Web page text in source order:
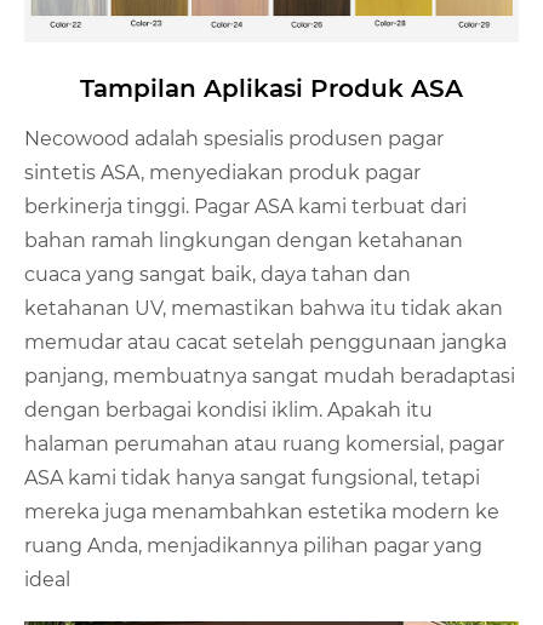
Tampilan Aplikasi Produk ASA
Necowood adalah spesialis produsen pagar
sintetis ASA, menyediakan produk pagar
berkinerja tinggi. Pagar ASA kami terbuat dari
bahan ramah lingkungan dengan ketahanan
cuaca yang sangat baik, daya tahan dan
ketahanan UV, memastikan bahwa itu tidak akan
memudar atau cacat setelah penggunaan jangka
panjang, membuatnya sangat mudah beradaptasi
dengan berbagai kondisi iklim. Apakah itu
halaman perumahan atau ruang komersial, pagar
ASA kami tidak hanya sangat fungsional, tetapi
mereka juga menambahkan estetika modern ke
ruang Anda, menjadikannya pilihan pagar yang
ideal